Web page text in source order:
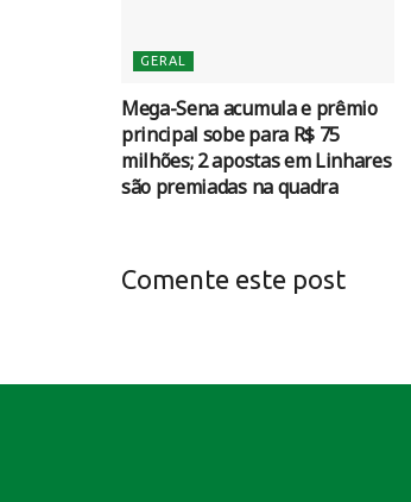
GERAL
Mega-Sena acumula e prêmio
principal sobe para R$ 75
milhões; 2 apostas em Linhares
são premiadas na quadra
Comente este post